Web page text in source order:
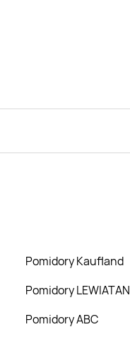
Pomidory Kaufland
Pomidory LEWIATAN
Pomidory ABC